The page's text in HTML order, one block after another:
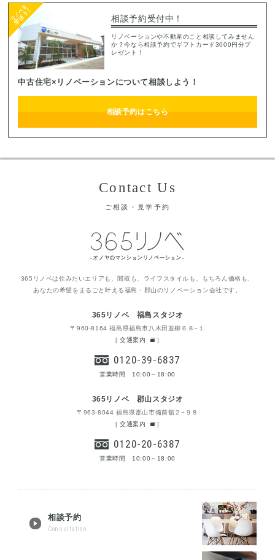
相談予約受付中！
リノベーションや不動産のこと相談してみません
か？今なら相談予約でギフトカード3000円分プ
レゼント！
中古住宅×リノベーションについて相談しよう！
相談予約はこちら
Contact Us
ご相談・見学予約
365リノベは住みたいエリアも、間取も、ライフスタイルも、もちろん価格も、
あなたの希望をまるごと叶える福島・郡山のリノベーション会社です。
365リノベ 福島スタジオ
〒960-8164 福島県福島市八木田並柳６８−１
[交通案内 ]
0120-39-6837
営業時間 10:00～18:00
365リノベ 郡山スタジオ
〒963-8044 福島県郡山市備前舘２−９８
[交通案内 ]
0120-20-6387
営業時間 10:00～18:00
相談予約
Consultation